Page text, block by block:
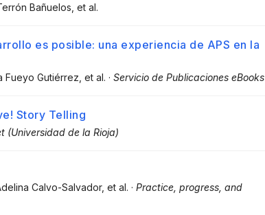
Bañuelos , et al.
es posible: una experiencia de APS en la
Fueyo Gutiérrez , et al. · Servicio de Publicaciones eBooks
Story Telling
(Universidad de la Rioja)
Calvo-Salvador, et al. · Practice, progress, and